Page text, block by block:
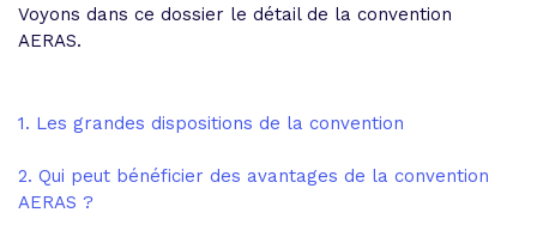
Voyons dans ce dossier le détail de la convention
AERAS.
1. Les grandes dispositions de la convention
2. Qui peut bénéficier des avantages de la convention
AERAS ?